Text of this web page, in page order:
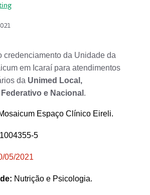
credenciamento da Unidade da
em Icaraí para atendimentos
da Unimed Local,
e Nacional .
Espaço Clínico Eireli.
5
05/2021
Nutrição e Psicologia.